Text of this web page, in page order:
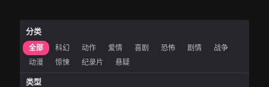
分类
全部 科幻 动作 爱情 喜剧 恐怖 剧情
战争
动漫
惊悚 纪录片 悬疑
类型